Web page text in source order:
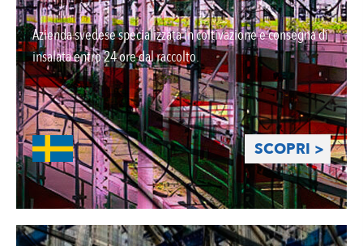
Azienda svedese specializzata in coltivazione e consegna di
insalata entro 24 ore dal raccolto.
SCOPRI >